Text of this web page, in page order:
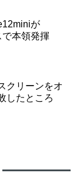
が
で本領発揮
クリーンをオ
したところ